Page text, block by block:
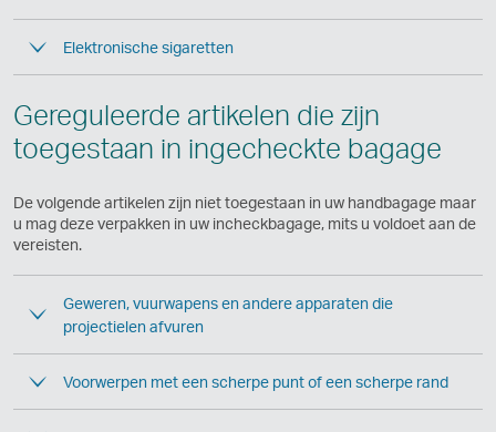
Elektronische sigaretten
Gereguleerde artikelen die zijn
toegestaan in ingecheckte bagage
De volgende artikelen zijn niet toegestaan in uw handbagage maar
u mag deze verpakken in uw incheckbagage, mits u voldoet aan de
vereisten.
Geweren, vuurwapens en andere apparaten die
projectielen afvuren
Voorwerpen met een scherpe punt of een scherpe rand